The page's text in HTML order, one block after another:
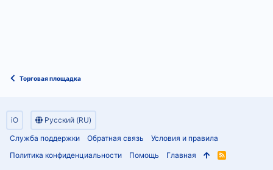
Торговая площадка
iO
Русский (RU)
Служба поддержки
Обратная связь
Условия и правила
Политика конфиденциальности
Помощь Главная
R